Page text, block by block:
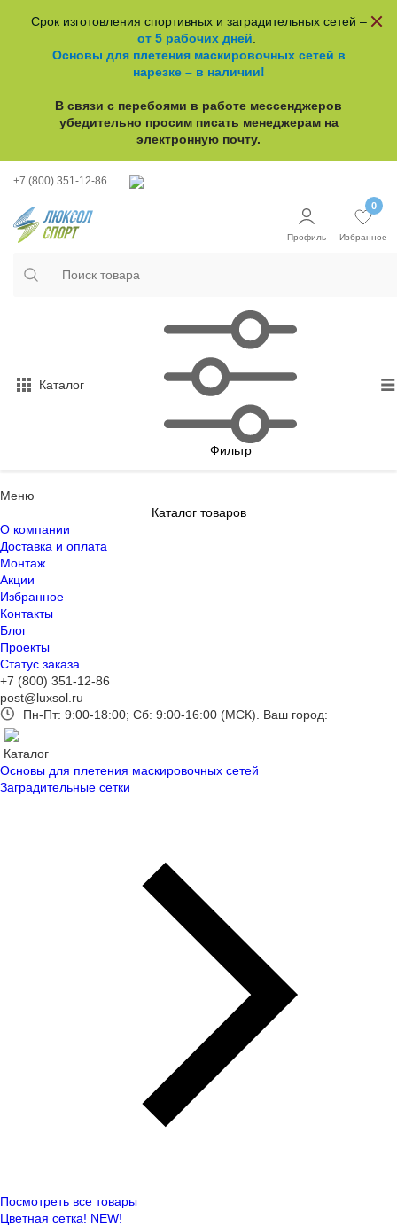
Срок изготовления спортивных и заградительных сетей –
от 5 рабочих дней
Основы для плетения маскировочных сетей в
нарезке – в наличии!
В связи с перебоями в работе мессенджеров
убедительно просим писать менеджерам на
электронную почту.
+7 (800) 351-12-86
Профиль
0
Избранное
Каталог
Фильтр
Меню
Каталог товаров
О компании
Доставка и оплата
Монтаж
Акции
Избранное
Контакты
Блог
Проекты
Статус заказа
+7 (800) 351-12-86
post@luxsol.ru
Пн-Пт: 9:00-18:00; Сб: 9:00-16:00 (МСК). Ваш город:
Каталог
Основы для плетения маскировочных сетей
Заградительные сетки
Посмотреть все товары
Цветная сетка! NEW!